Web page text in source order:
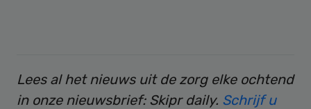
Lees al het nieuws uit de zorg elke ochtend
in onze nieuwsbrief: Skipr daily. Schrijf u